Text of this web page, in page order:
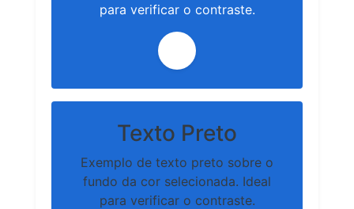
para verificar o contraste.
Texto Preto
Exemplo de texto preto sobre o
fundo da cor selecionada. Ideal
para verificar o contraste.